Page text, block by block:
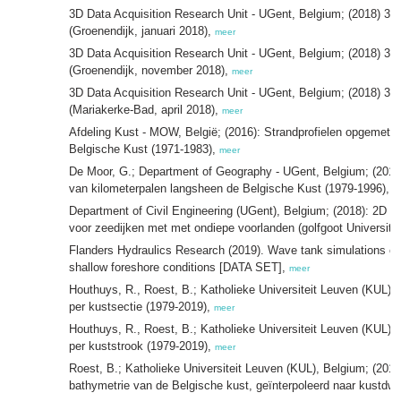
3D Data Acquisition Research Unit - UGent, Belgium; (2018)
(Groenendijk, januari 2018), meer
3D Data Acquisition Research Unit - UGent, Belgium; (2018)
(Groenendijk, november 2018), meer
3D Data Acquisition Research Unit - UGent, Belgium; (2018)
(Mariakerke-Bad, april 2018), meer
Afdeling Kust - MOW, België; (2016): Strandprofielen
Belgische Kust (1971-1983), meer
De Moor, G.; Department of Geography - UGent, Belgium;
van kilometerpalen langsheen de Belgische Kust (1979-1996),
Department of Civil Engineering (UGent), Belgium; (2018): 2D
voor zeedijken met met ondiepe voorlanden (golfgoot
Flanders Hydraulics Research (2019). Wave tank simulations
shallow foreshore conditions [DATA SET], meer
Houthuys, R., Roest, B.; Katholieke Universiteit Leuven
per kustsectie (1979-2019), meer
Houthuys, R., Roest, B.; Katholieke Universiteit Leuven
per kuststrook (1979-2019), meer
Roest, B.; Katholieke Universiteit Leuven (KUL), Belgium;
bathymetrie van de Belgische kust, geïnterpoleerd naar